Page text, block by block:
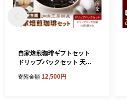
自家焙煎珈琲ギフトセット
ドリップバックセット 天草
以内に出荷予定(土日祝除
寄附金額 12,500円